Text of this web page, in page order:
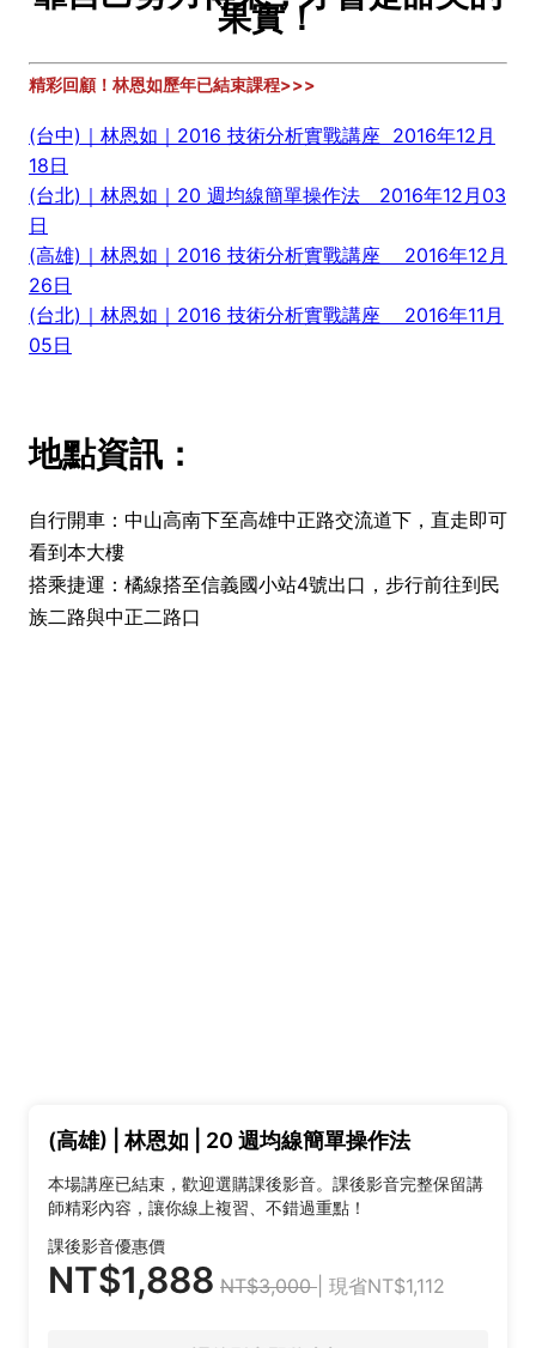
果實！
精彩回顧！林恩如歷年已結束課程>>>
(台中)｜林恩如｜2016 技術分析實戰講座 2016年12月
18日
(台北) ｜ 林恩如 ｜ 20 週均線簡單操作法 2016年12月03
日
(高雄)｜林恩如｜2016 技術分析實戰講座
2016年12月
26日
(台北)｜林恩如｜2016 技術分析實戰講座
2016年11月
05日
地點資訊：
自行開車：中山高南下至高雄中正路交流道下，直走即可
看到本大樓
搭乘捷運：橘線搭至信義國小站4號出口，步行前往到民
族二路與中正二路口
(高雄) | 林恩如 | 20 週均線簡單操作法
本場講座已結束，歡迎選購課後影音。課後影音完整保留講
師精彩內容，讓你線上複習、不錯過重點！
課後影音優惠價
NT$1,888 NT$3,000 | 現省NT$1,112